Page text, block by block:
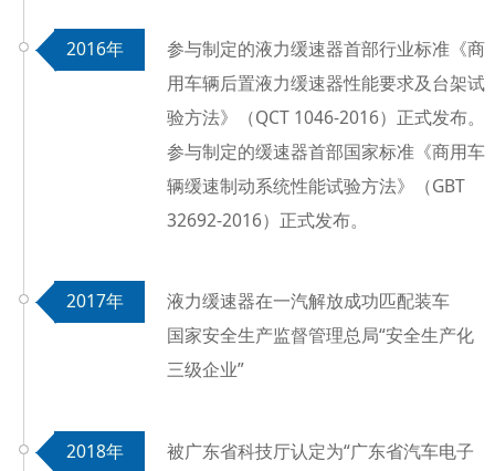
2016年
参与制定的液力缓速器首部行业标准《商
用车辆后置液力缓速器性能要求及台架试
验方法》（QCT 1046-2016）正式发布。
参与制定的缓速器首部国家标准《商用车
辆缓速制动系统性能试验方法》（GBT
32692-2016）正式发布。
2017年
液力缓速器在一汽解放成功匹配装车
国家安全生产监督管理总局“安全生产化
三级企业”
2018年
被广东省科技厅认定为“广东省汽车电子